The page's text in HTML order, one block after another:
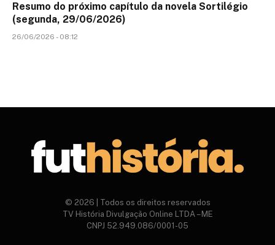
Resumo do próximo capítulo da novela Sortilégio
(segunda, 29/06/2026)
26/06/2026 - 08:12
© 2026 | Todos os direitos reservados
TV História Divulgação Online LTDA – ME
CNPJ 52.949.086/0001-05